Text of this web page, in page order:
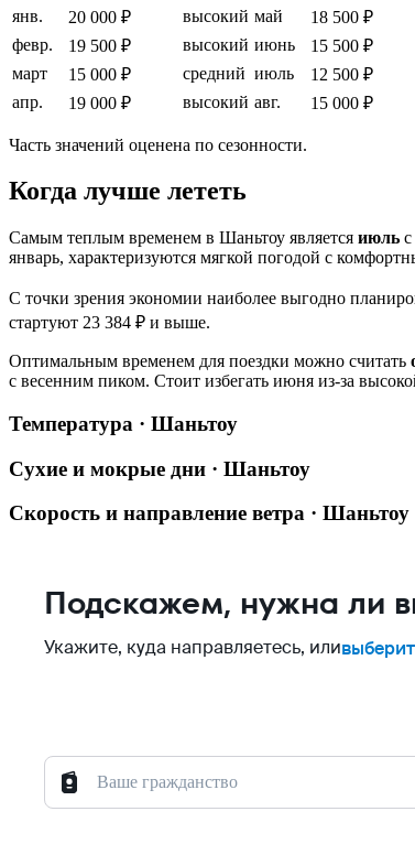
янв.
20 000 ₽ высокий май 18 500 ₽
февр.
19 500 ₽ высокий июнь 15 500 ₽
март
15 000 ₽ средний июль 12 500 ₽
апр.
19 000 ₽ высокий авг. 15 000 ₽
Часть значений оценена по сезонности.
Когда лучше лететь
Самым теплым временем в Шаньтоу является июль
январь, характеризуются мягкой погодой с
С точки зрения экономии наиболее выгодно
стартуют 23 384 ₽ и выше.
Оптимальным временем для поездки можно считать
с весенним пиком. Стоит избегать июня из-за
Температура · Шаньтоу
Сухие и мокрые дни · Шаньтоу
Скорость и направление ветра · Шаньтоу
Подскажем, нужна ли
Укажите, куда направляетесь, или
Ваше гражданство